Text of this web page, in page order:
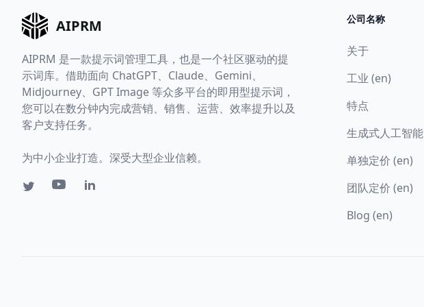
AIPRM
AIPRM 是一款提示词管理工具，也是一个社区驱动的提
示词库。借助面向 ChatGPT、Claude、Gemini、
Midjourney、GPT Image 等众多平台的即用型提示词，
您可以在数分钟内完成营销、销售、运营、效率提升以及
客户支持任务。
为中小企业打造。深受大型企业信赖。
公司名称
关于
工业 (en)
特点
生成式人工智能
单独定价 (en)
团队定价 (en)
Blog (en)